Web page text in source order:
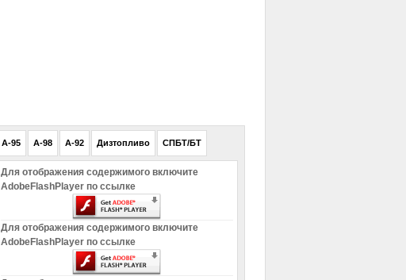
A-95 A-98 A-92 Дизтопливо СПБТ/БТ
Для отображения содержимого включите
AdobeFlashPlayer по ссылке
Для отображения содержимого включите
AdobeFlashPlayer по ссылке